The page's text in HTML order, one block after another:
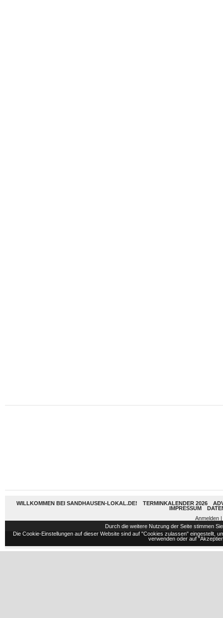
WILLKOMMEN BEI SANDHAUSEN-LOKAL.DE! TERMINKALENDER 2026
IMPRESSUM
Anmelden
Durch die weitere Nutzung der Seite stimmen
Die Cookie-Einstellungen auf dieser Website sind auf "Cookies zulassen" eingestellt,
verwenden oder auf